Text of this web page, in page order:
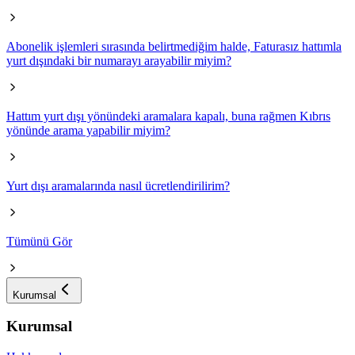
Abonelik işlemleri sırasında belirtmediğim halde, Faturasız hattımla
yurt dışındaki bir numarayı arayabilir miyim?
Hattım yurt dışı yönündeki aramalara kapalı, buna rağmen Kıbrıs
yönünde arama yapabilir miyim?
Yurt dışı aramalarında nasıl ücretlendirilirim?
Tümünü Gör
Kurumsal
Kurumsal